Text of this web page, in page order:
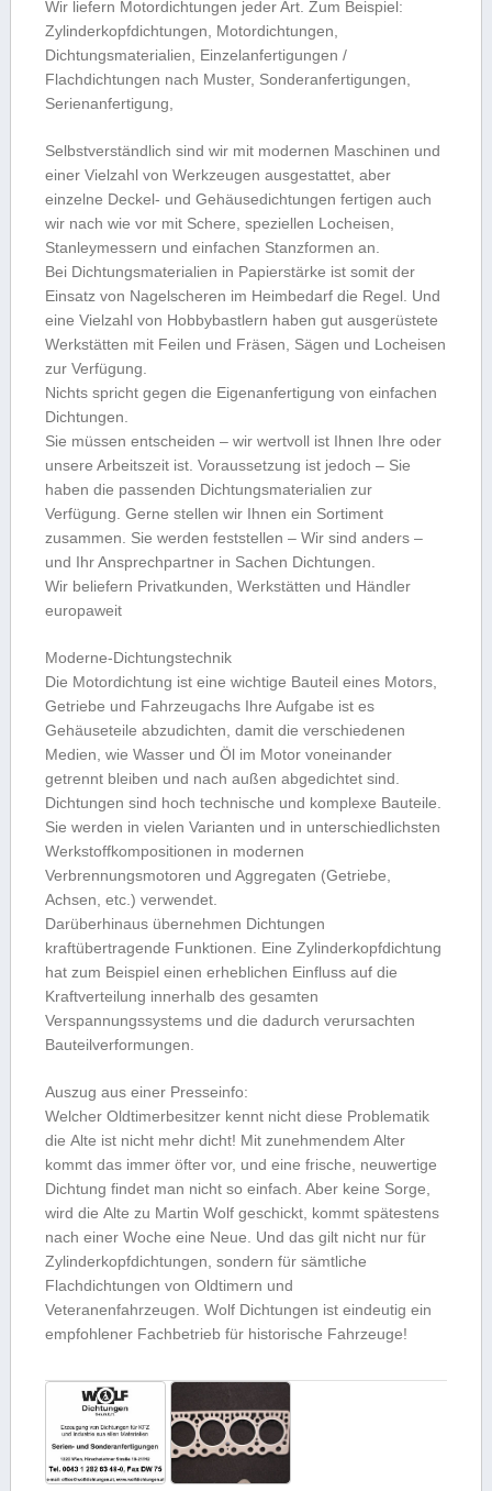
Wir liefern Motordichtungen jeder Art. Zum Beispiel:
Zylinderkopfdichtungen, Motordichtungen,
Dichtungsmaterialien, Einzelanfertigungen /
Flachdichtungen nach Muster, Sonderanfertigungen,
Serienanfertigung,
Selbstverständlich sind wir mit modernen Maschinen und
einer Vielzahl von Werkzeugen ausgestattet, aber
einzelne Deckel- und Gehäusedichtungen fertigen auch
wir nach wie vor mit Schere, speziellen Locheisen,
Stanleymessern und einfachen Stanzformen an.
Bei Dichtungsmaterialien in Papierstärke ist somit der
Einsatz von Nagelscheren im Heimbedarf die Regel. Und
eine Vielzahl von Hobbybastlern haben gut ausgerüstete
Werkstätten mit Feilen und Fräsen, Sägen und Locheisen
zur Verfügung.
Nichts spricht gegen die Eigenanfertigung von einfachen
Dichtungen.
Sie müssen entscheiden – wir wertvoll ist Ihnen Ihre oder
unsere Arbeitszeit ist. Voraussetzung ist jedoch – Sie
haben die passenden Dichtungsmaterialien zur
Verfügung. Gerne stellen wir Ihnen ein Sortiment
zusammen. Sie werden feststellen – Wir sind anders –
und Ihr Ansprechpartner in Sachen Dichtungen.
Wir beliefern Privatkunden, Werkstätten und Händler
europaweit
Moderne-Dichtungstechnik
Die Motordichtung ist eine wichtige Bauteil eines Motors,
Getriebe und Fahrzeugachs Ihre Aufgabe ist es
Gehäuseteile abzudichten, damit die verschiedenen
Medien, wie Wasser und Öl im Motor voneinander
getrennt bleiben und nach außen abgedichtet sind.
Dichtungen sind hoch technische und komplexe Bauteile.
Sie werden in vielen Varianten und in unterschiedlichsten
Werkstoffkompositionen in modernen
Verbrennungsmotoren und Aggregaten (Getriebe,
Achsen, etc.) verwendet.
Darüberhinaus übernehmen Dichtungen
kraftübertragende Funktionen. Eine Zylinderkopfdichtung
hat zum Beispiel einen erheblichen Einfluss auf die
Kraftverteilung innerhalb des gesamten
Verspannungssystems und die dadurch verursachten
Bauteilverformungen.
Auszug aus einer Presseinfo:
Welcher Oldtimerbesitzer kennt nicht diese Problematik 
die Alte ist nicht mehr dicht! Mit zunehmendem Alter
kommt das immer öfter vor, und eine frische, neuwertige
Dichtung findet man nicht so einfach. Aber keine Sorge,
wird die Alte zu Martin Wolf geschickt, kommt spätestens
nach einer Woche eine Neue. Und das gilt nicht nur für
Zylinderkopfdichtungen, sondern für sämtliche
Flachdichtungen von Oldtimern und
Veteranenfahrzeugen. Wolf Dichtungen ist eindeutig ein
empfohlener Fachbetrieb für historische Fahrzeuge!